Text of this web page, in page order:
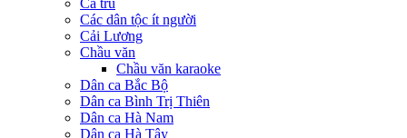
Ca trù
Các dân tộc ít người
Cải Lương
Chầu văn
Chầu văn karaoke
Dân ca Bắc Bộ
Dân ca Bình Trị Thiên
Dân ca Hà Nam
Dân ca Hà Tây